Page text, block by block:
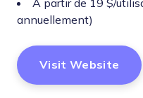
À partir de 19 $/
annuellement)
Visit Website